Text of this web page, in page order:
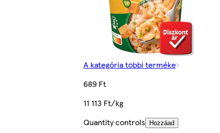
A kategória többi terméke
689 Ft
11 113 Ft/kg
Quantity controls
Hozzáad